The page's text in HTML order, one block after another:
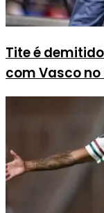
Tite é
com Vasco